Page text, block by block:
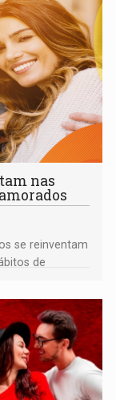
nas
se reinventam
de